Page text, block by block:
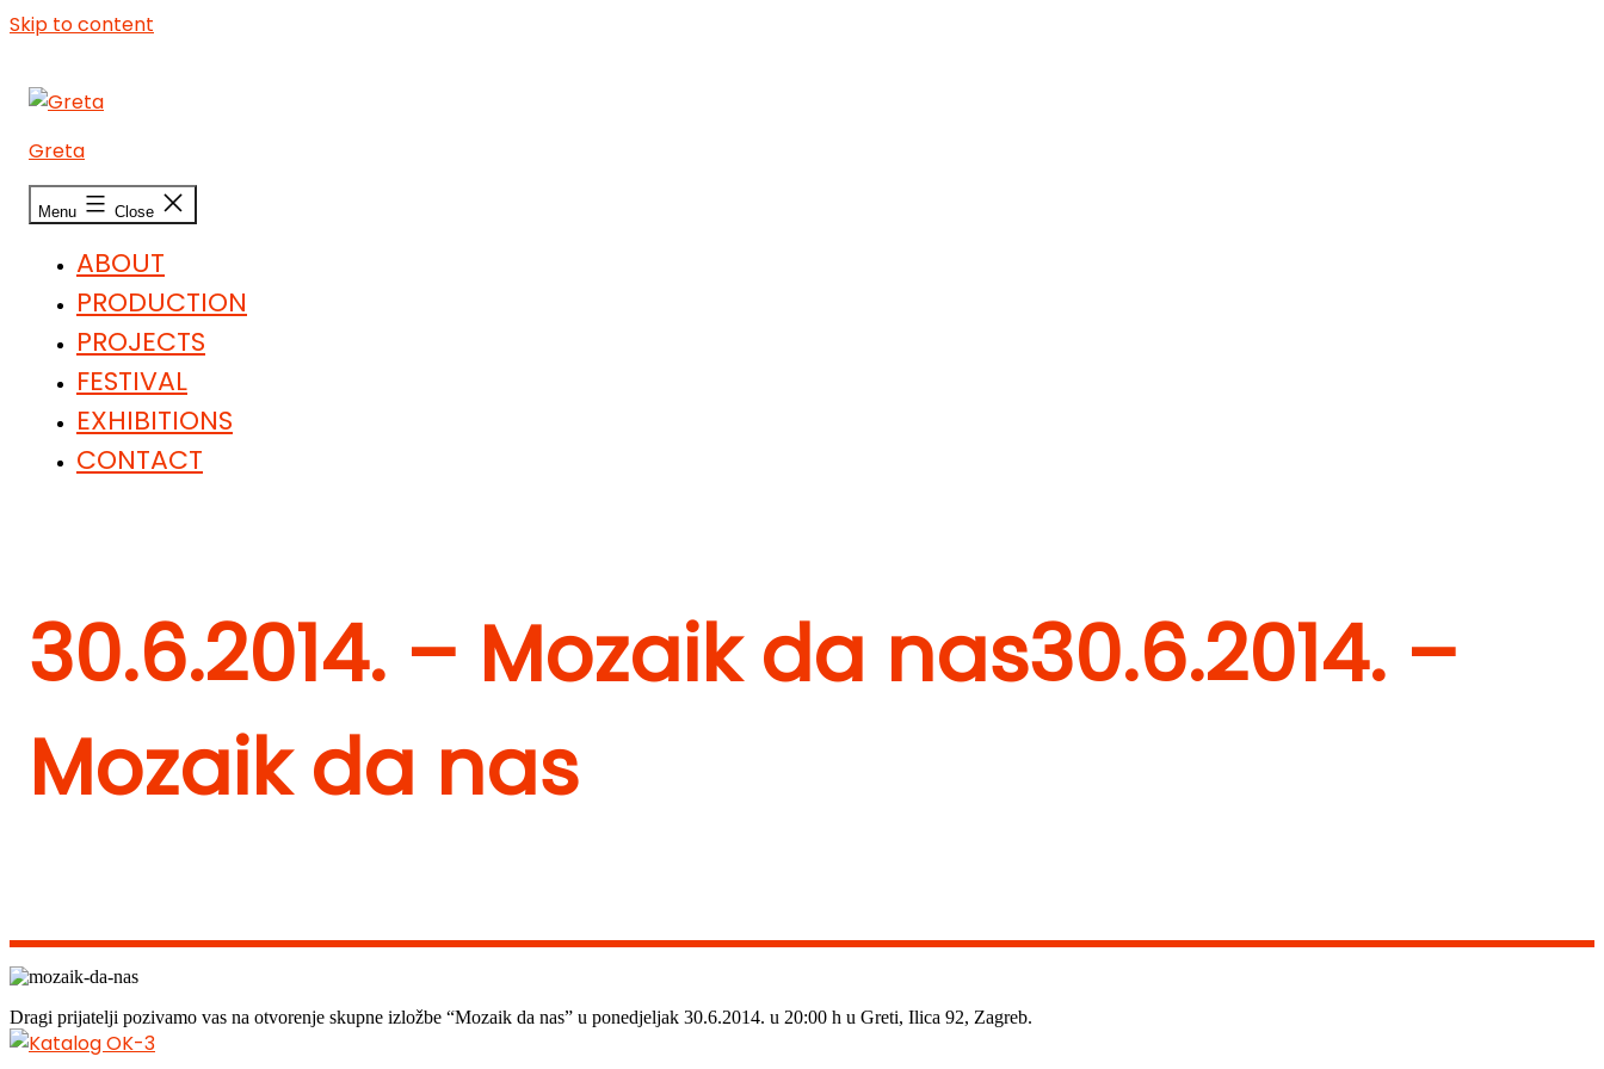
Skip to content
Greta
Menu Close
ABOUT
PRODUCTION
PROJECTS
FESTIVAL
EXHIBITIONS
CONTACT
30.6.2014. – Mozaik da nas30.6.2014. –
Mozaik da nas
Dragi prijatelji pozivamo vas na otvorenje skupne izložbe “Mozaik da nas” u ponedjeljak 30.6.2014. u 20:00 h u Greti, Ilica 92, Zagreb.